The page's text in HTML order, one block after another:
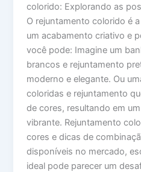
colorido: Explorando as
O rejuntamento colorido é
um acabamento criativo e
você pode: Imagine um
brancos e rejuntamento
moderno e elegante. Ou
coloridas e rejuntamento
de cores, resultando em
vibrante. Rejuntamento
cores e dicas de
disponíveis no mercado,
ideal pode parecer um